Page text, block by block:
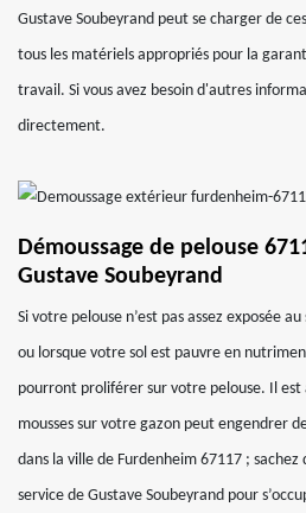
Gustave Soubeyrand peut se charger de
tous les matériels appropriés pour la
travail. Si vous avez besoin d'autres
directement.
Démoussage de pelouse
Gustave Soubeyrand
Si votre pelouse n’est pas assez exposée
ou lorsque votre sol est pauvre en
pourront proliférer sur votre pelouse. Il est
mousses sur votre gazon peut engendrer
dans la ville de Furdenheim 67117 ;
service de Gustave Soubeyrand pour